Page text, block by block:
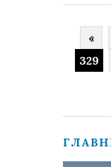
«
329